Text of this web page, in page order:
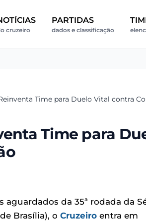
cruzeiro
PARTIDAS
dados e classificação
Time para Duelo Vital contra
Time para
da 35ª rodada da
Brasília), o Cruzeiro entra em